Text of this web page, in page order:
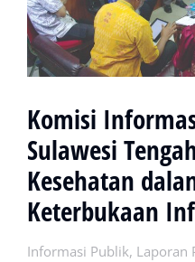
Komisi
Sulawesi
Kesehatan
Keterbukaan
Informasi Publik, Laporan